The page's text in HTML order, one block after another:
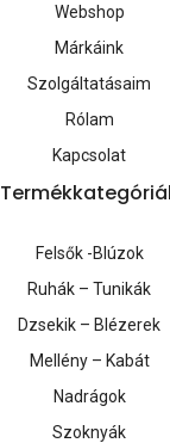
Webshop
Márkáink
Szolgáltatásaim
Rólam
Kapcsolat
Felsők -Blúzok
Ruhák – Tunikák
Dzsekik – Blézerek
Mellény – Kabát
Nadrágok
Szoknyák